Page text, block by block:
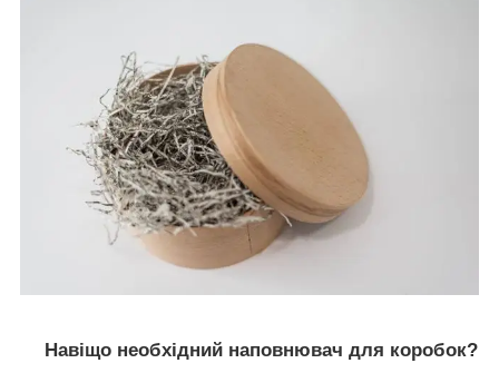
Навіщо необхідний наповнювач для коробок?